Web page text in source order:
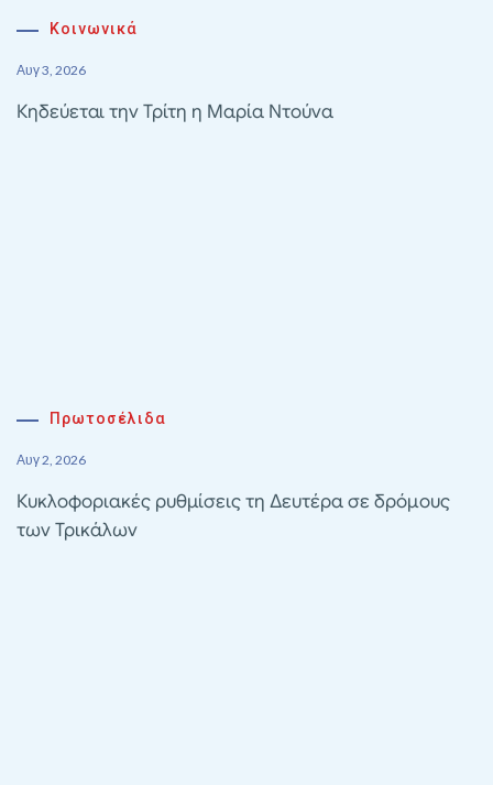
Κοινωνικά
Αυγ 3, 2026
Κηδεύεται την Τρίτη η Μαρία Ντούνα
Πρωτοσέλιδα
Αυγ 2, 2026
Κυκλοφοριακές ρυθμίσεις τη Δευτέρα σε δρόμους
των Τρικάλων